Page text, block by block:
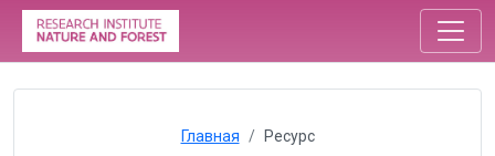
Главная Ресурс